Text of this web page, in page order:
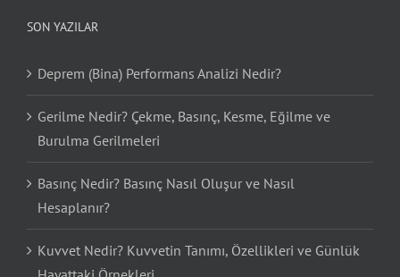
SON YAZILAR
Deprem (Bina) Performans Analizi Nedir?
Gerilme Nedir? Çekme, Basınç, Kesme, Eğilme ve
Burulma Gerilmeleri
Basınç Nedir? Basınç Nasıl Oluşur ve Nasıl
Hesaplanır?
Kuvvet Nedir? Kuvvetin Tanımı, Özellikleri ve Günlük